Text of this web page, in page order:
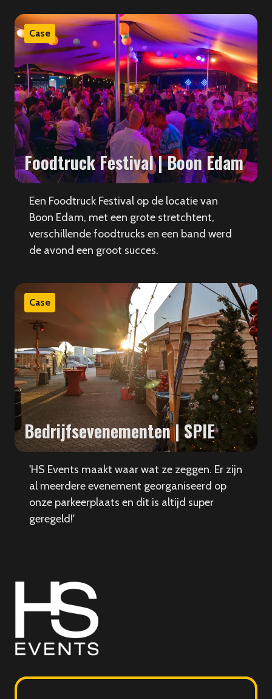
Case
Foodtruck Festival | Boon Edam
Een Foodtruck Festival op de locatie van
Boon Edam, met een grote stretchtent,
verschillende foodtrucks en een band werd
de avond een groot succes.
Case
Bedrijfsevenementen | SPIE
'HS Events maakt waar wat ze zeggen. Er zijn
al meerdere evenement georganiseerd op
onze parkeerplaats en dit is altijd super
geregeld!'